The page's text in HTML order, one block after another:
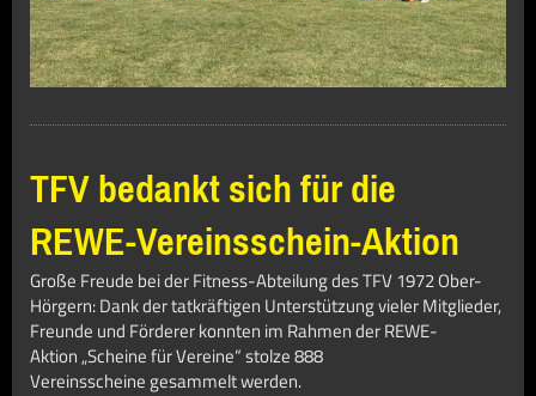
TFV bedankt sich für die
REWE-Vereinsschein-Aktion
Große Freude bei der Fitness-Abteilung des TFV 1972 Ober-
Hörgern: Dank der tatkräftigen Unterstützung vieler Mitglieder,
Freunde und Förderer konnten im Rahmen der REWE-
Aktion „Scheine für Vereine“ stolze 888
Vereinsscheine gesammelt werden.